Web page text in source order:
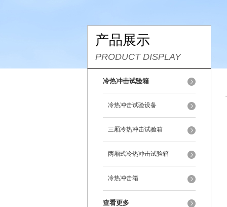
产品展示
PRODUCT DISPLAY
冷热冲击试验箱
冷热冲击试验设备
三厢冷热冲击试验箱
两厢式冷热冲击试验箱
冷热冲击箱
查看更多